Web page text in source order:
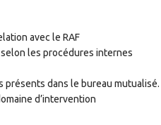
avec le RAF
selon les procédures internes
présents dans le bureau mutualisé.
d’intervention